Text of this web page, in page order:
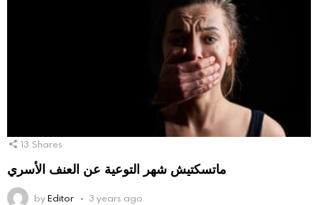
13 Shares
ماتسكتيش شهر التوعية عن العنف الأسري
byEditor 3 years ago